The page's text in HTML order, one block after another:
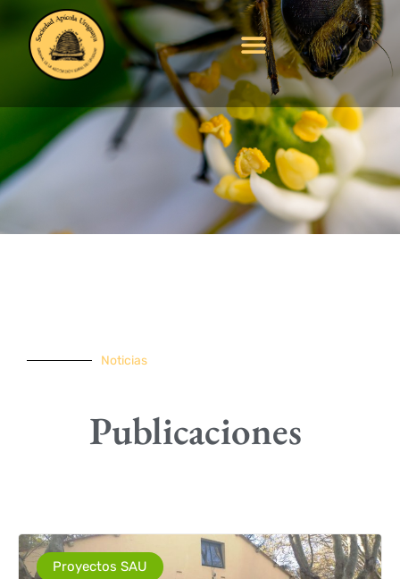
Publicaciones
Noticias
Publicaciones
Proyectos SAU